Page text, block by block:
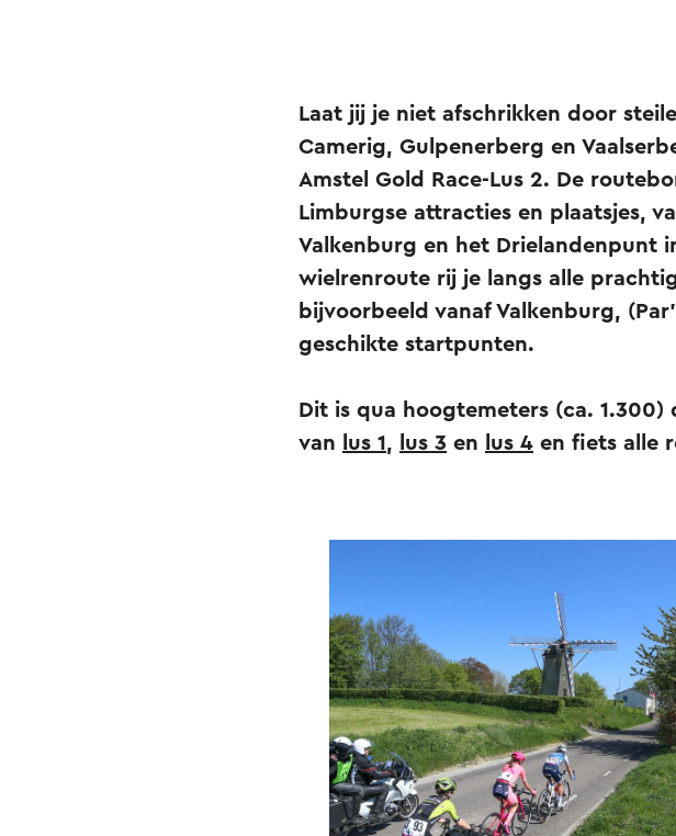
Laat jij je niet afschrikken door
Camerig, Gulpenerberg en
Amstel Gold Race-Lus 2. De
Limburgse attracties en plaatsjes,
Valkenburg en het Drielandenpunt
wielrenroute rij je langs alle
bijvoorbeeld vanaf Valkenburg,
geschikte startpunten.
Dit is qua hoogtemeters (ca.
van
lus 1 , lus 3 en lus 4 en fiets alle